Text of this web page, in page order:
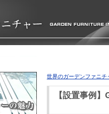
世界のガーデンファニチ
【設置事例